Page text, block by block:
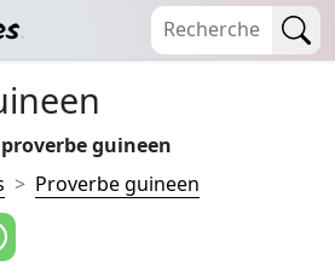
proverbe guineen
Proverbe guineen